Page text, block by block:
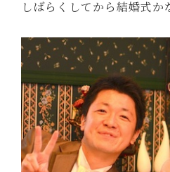
しばらくしてから結婚式か